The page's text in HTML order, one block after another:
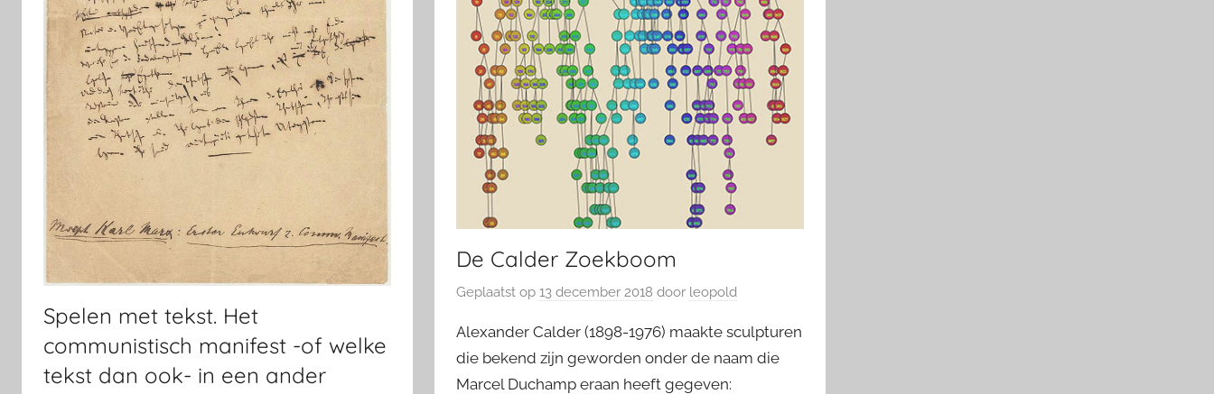
Spelen met tekst. Het
communistisch manifest -of welke
tekst dan ook- in een ander
De Calder Zoekboom
Geplaatst op13 december 2018 door leopold
Alexander Calder (1898-1976) maakte sculpturen
die bekend zijn geworden onder de naam die
Marcel Duchamp eraan heeft gegeven: